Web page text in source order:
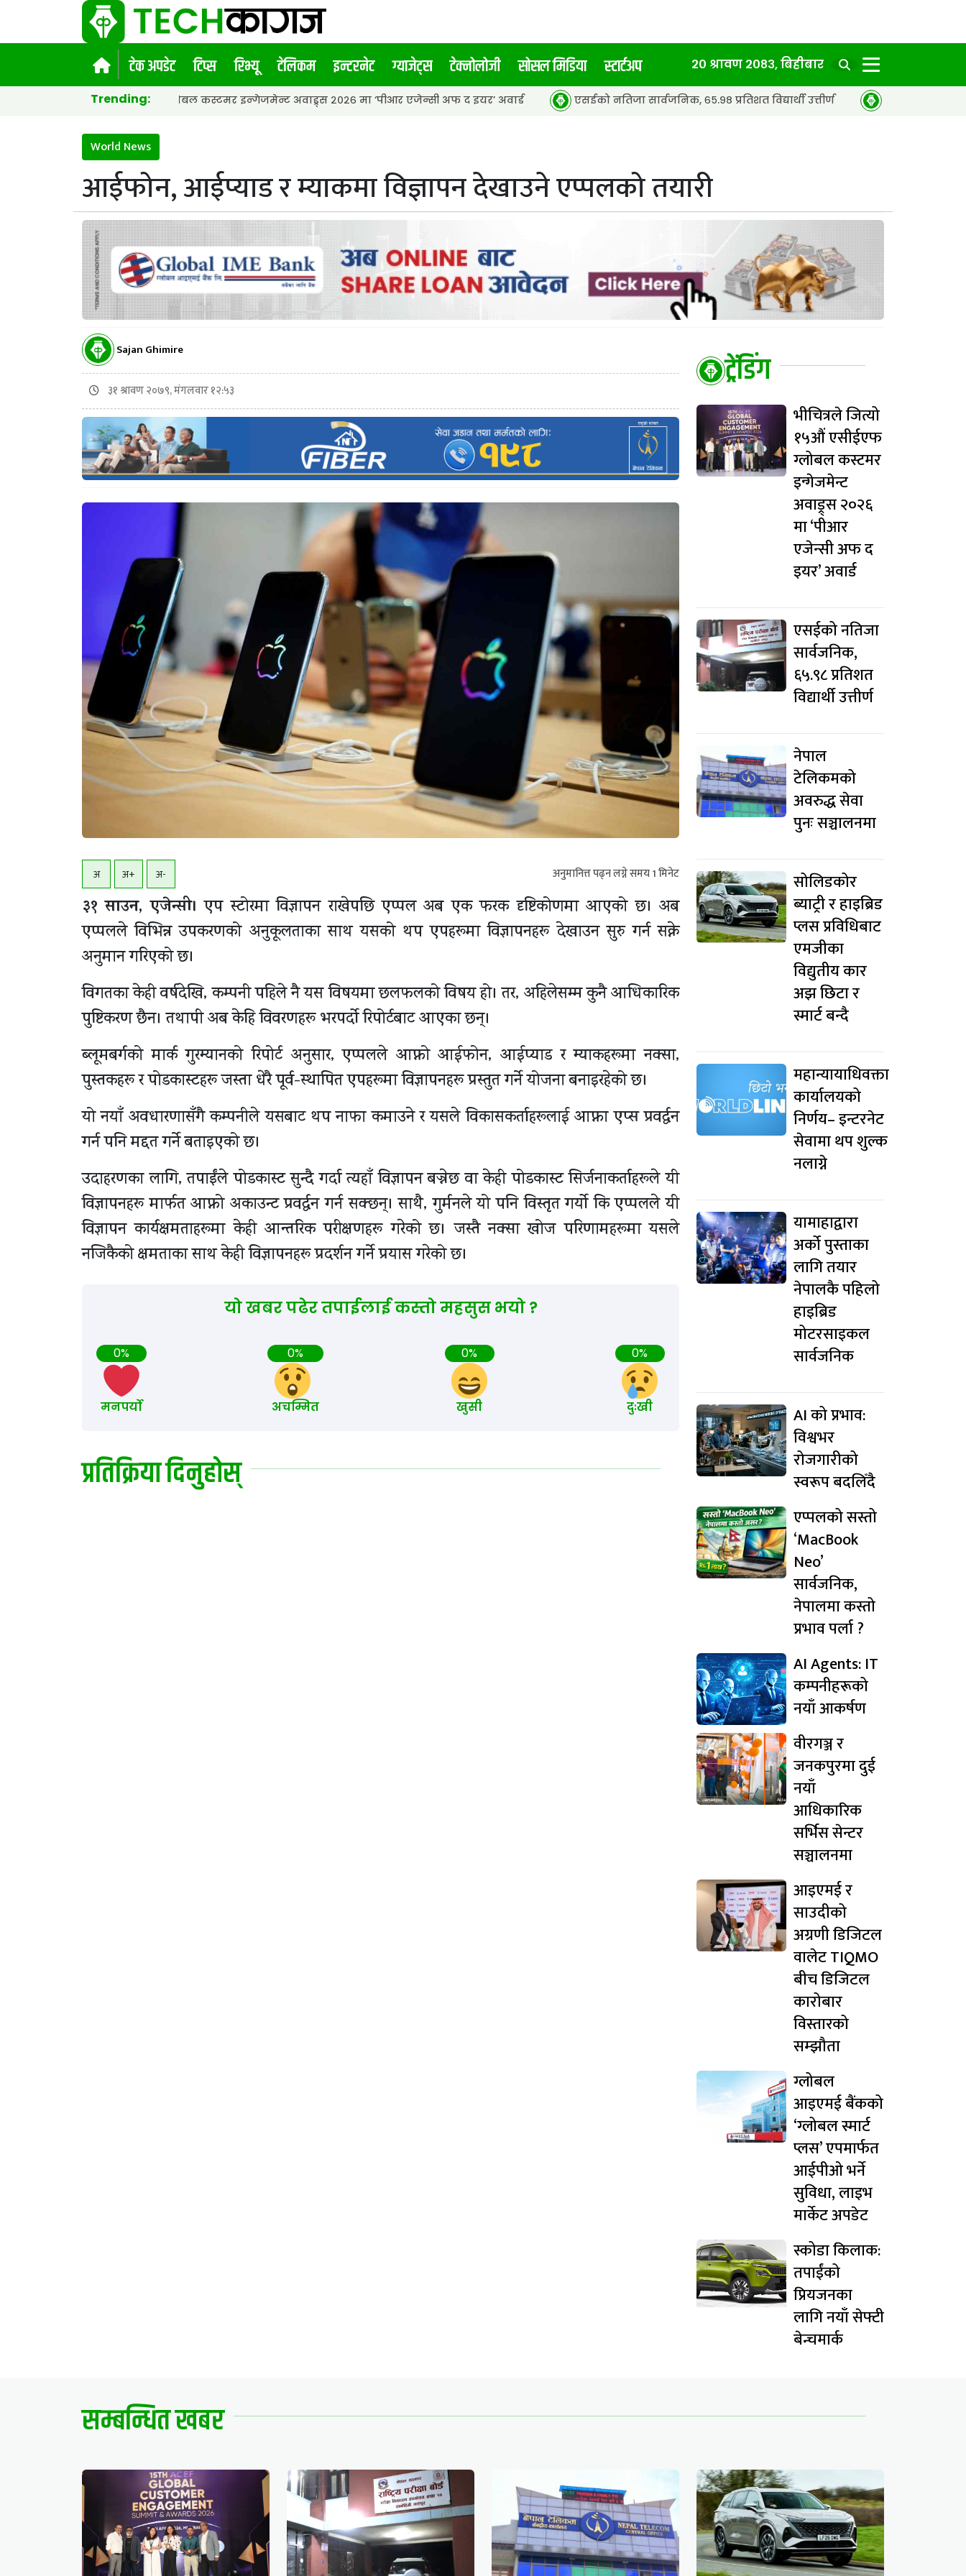
टेक अपडेट टिप्स रिभ्यू टेलिकम इन्टरनेट ग्याजेट्स टेक्नोलोजी सोसल मिडिया स्टार्टअप २० श्रावण २०८३, बिहीबार
Trending:
१५औं एसीईएफ ग्लोबल कस्टमर इन्गेजमेन्ट अवाड्र्स २०२६ मा ‘पीआर एजेन्सी अफ द इयर’ अवार्ड एसईको नतिजा सार्वजनिक, ६५.९८ प्रतिशत विद्यार्थी उत्तीर्ण नेपाल टेलिकमको अवरुद्ध सेवा
World News
आईफोन, आईप्याड र म्याकमा विज्ञापन देखाउने एप्पलको तयारी
Sajan Ghimire
३१ श्रावण २०७९, मंगलवार १२:५३
अ अ+ अ- अनुमानित्त पढ्न लग्ने समय1मिनेट
३१ साउन, एजेन्सी। एप स्टोरमा विज्ञापन राखेपछि एप्पल अब एक फरक दृष्टिकोणमा आएको छ। अब
एप्पलले विभिन्न उपकरणको अनुकूलताका साथ यसको थप एपहरूमा विज्ञापनहरू देखाउन सुरु गर्न सक्ने
अनुमान गरिएको छ।
विगतका केही वर्षदेखि, कम्पनी पहिले नै यस विषयमा छलफलको विषय हो। तर, अहिलेसम्म कुनै आधिकारिक
पुष्टिकरण छैन। तथापी अब केहि विवरणहरू भरपर्दो रिपोर्टबाट आएका छन्।
ब्लूमबर्गको मार्क गुरम्यानको रिपोर्ट अनुसार, एप्पलले आफ्नो आईफोन, आईप्याड र म्याकहरूमा नक्सा,
पुस्तकहरू र पोडकास्टहरू जस्ता धेरै पूर्व-स्थापित एपहरूमा विज्ञापनहरू प्रस्तुत गर्ने योजना बनाइरहेको छ।
यो नयाँ अवधारणासँगै कम्पनीले यसबाट थप नाफा कमाउने र यसले विकासकर्ताहरूलाई आफ्ना एप्स प्रवर्द्धन
गर्न पनि मद्दत गर्ने बताइएको छ।
उदाहरणका लागि, तपाईंले पोडकास्ट सुन्दै गर्दा त्यहाँ विज्ञापन बज्नेछ वा केही पोडकास्ट सिर्जनाकर्ताहरूले यी
विज्ञापनहरू मार्फत आफ्नो अकाउन्ट प्रवर्द्धन गर्न सक्छन्। साथै, गुर्मनले यो पनि विस्तृत गर्यो कि एप्पलले यी
विज्ञापन कार्यक्षमताहरूमा केही आन्तरिक परीक्षणहरू गरेको छ। जस्तै नक्सा खोज परिणामहरूमा यसले
नजिकैको क्षमताका साथ केही विज्ञापनहरू प्रदर्शन गर्ने प्रयास गरेको छ।
यो खबर पढेर तपाईलाई कस्तो महसुस भयो ?
0%
मनपर्यो
0%
अचम्मित
0%
खुसी
0%
दुःखी
प्रतिक्रिया दिनुहोस्
ट्रेंडिंग
भीचित्रले जित्यो
१५औं एसीईएफ
ग्लोबल कस्टमर
इन्गेजमेन्ट
अवाड्र्स २०२६
मा ‘पीआर
एजेन्सी अफ द
इयर’ अवार्ड
एसईको नतिजा
सार्वजनिक,
६५.९८ प्रतिशत
विद्यार्थी उत्तीर्ण
नेपाल
टेलिकमको
अवरुद्ध सेवा
पुनः सञ्चालनमा
सोलिडकोर
ब्याट्री र हाइब्रिड
प्लस प्रविधिबाट
एमजीका
विद्युतीय कार
अझ छिटा र
स्मार्ट बन्दै
महान्यायाधिवक्ता
कार्यालयको
निर्णय– इन्टरनेट
सेवामा थप शुल्क
नलाग्ने
यामाहाद्वारा
अर्को पुस्ताका
लागि तयार
नेपालकै पहिलो
हाइब्रिड
मोटरसाइकल
सार्वजनिक
AI को प्रभाव:
विश्वभर
रोजगारीको
स्वरूप बदलिँदै
एप्पलको सस्तो
‘MacBook
Neo’
सार्वजनिक,
नेपालमा कस्तो
प्रभाव पर्ला ?
AI Agents: IT
कम्पनीहरूको
नयाँ आकर्षण
वीरगञ्ज र
जनकपुरमा दुई
नयाँ
आधिकारिक
सर्भिस सेन्टर
सञ्चालनमा
आइएमई र
साउदीको
अग्रणी डिजिटल
वालेट TIQMO
बीच डिजिटल
कारोबार
विस्तारको
सम्झौता
ग्लोबल
आइएमई बैंकको
‘ग्लोबल स्मार्ट
प्लस’ एपमार्फत
आईपीओ भर्ने
सुविधा, लाइभ
मार्केट अपडेट
स्कोडा किलाक:
तपाईंको
प्रियजनका
लागि नयाँ सेफ्टी
बेन्चमार्क
सम्बन्धित खबर